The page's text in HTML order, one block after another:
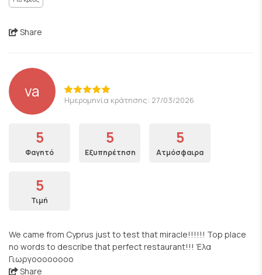
Share
va Ημερομηνία κράτησης: 27/03/2026
5
Φαγητό
5
Εξυπηρέτηση
5
Ατμόσφαιρα
5
Τιμή
We came from Cyprus just to test that miracle!!!!!! Top place
no words to describe that perfect restaurant!!! Έλα
Γιωργοοοοοοοο
Share